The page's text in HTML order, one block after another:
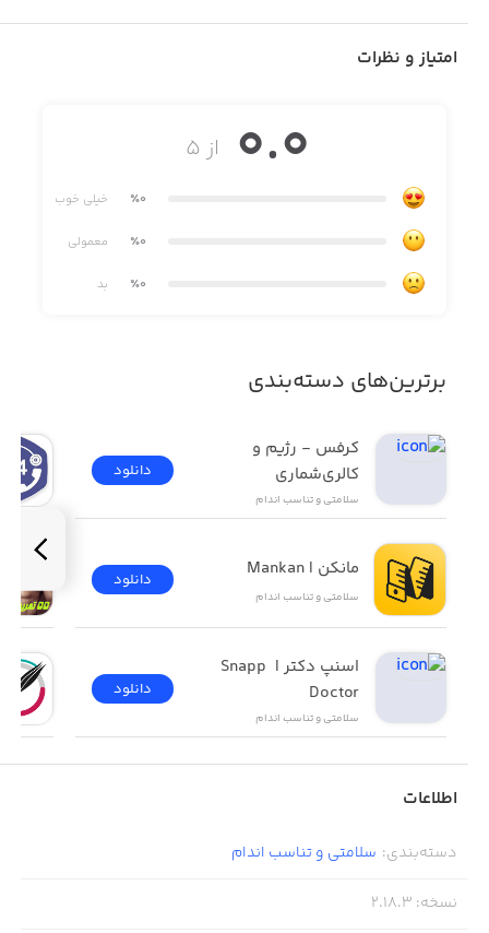
تمامی کلاس‌ها توسط مربیان حرفه‌ای طراحی شده‌اند. با شرکت
در این کلاس‌ها و پیروی از مربی خود، به اهداف خود در زمینه
یکی دیگر از امکانات این برنامه، پخش آهنگ در هنگام ورزش
علاقه خود را پیدا کنید. آهنگ مورد علاقه خود را پخش کرده و
ورزش کنید.
· افزایش انگیزه با موسیقی
امتیاز و نظرات
از ۵ 0.0
٪0 خیلی خوب
٪0 معمولی
٪0 بد
برترین‌های دسته‌بندی
کالری‌شماری
سلامتی و تناسب اندام
دانلود
مانکن |‌ Mankan
سلامتی و تناسب اندام
دانلود
اسنپ دکتر | Snapp
Doctor
سلامتی و تناسب اندام
دانلود
اطلاعات
دسته‌بندی: سلامتی و تناسب اندام
نسخه:
2.18.3